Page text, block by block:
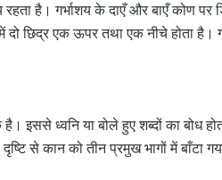
है। गर्भाशय के दाएँ और बाएँ कोण पर
छिद्र एक ऊपर तथा एक नीचे होता है।
इससे ध्वनि या बोले हुए शब्दों का बोध
से कान को तीन प्रमुख भागों में बाँटा